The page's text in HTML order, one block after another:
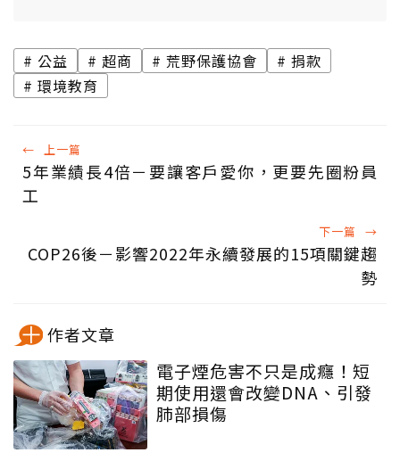
公益 超商 荒野保護協會
捐款
環境教育
← 上一篇
5年業績長4倍－要讓客戶愛你，更要先圈粉員
工
下一篇 →
COP26後－影響2022年永續發展的15項關鍵趨
勢
作者文章
電子煙危害不只是成癮！短
期使用還會改變DNA、引發
肺部損傷